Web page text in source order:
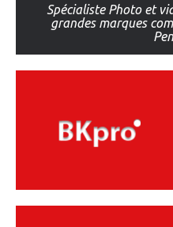
Spécialiste Photo et
grandes marques